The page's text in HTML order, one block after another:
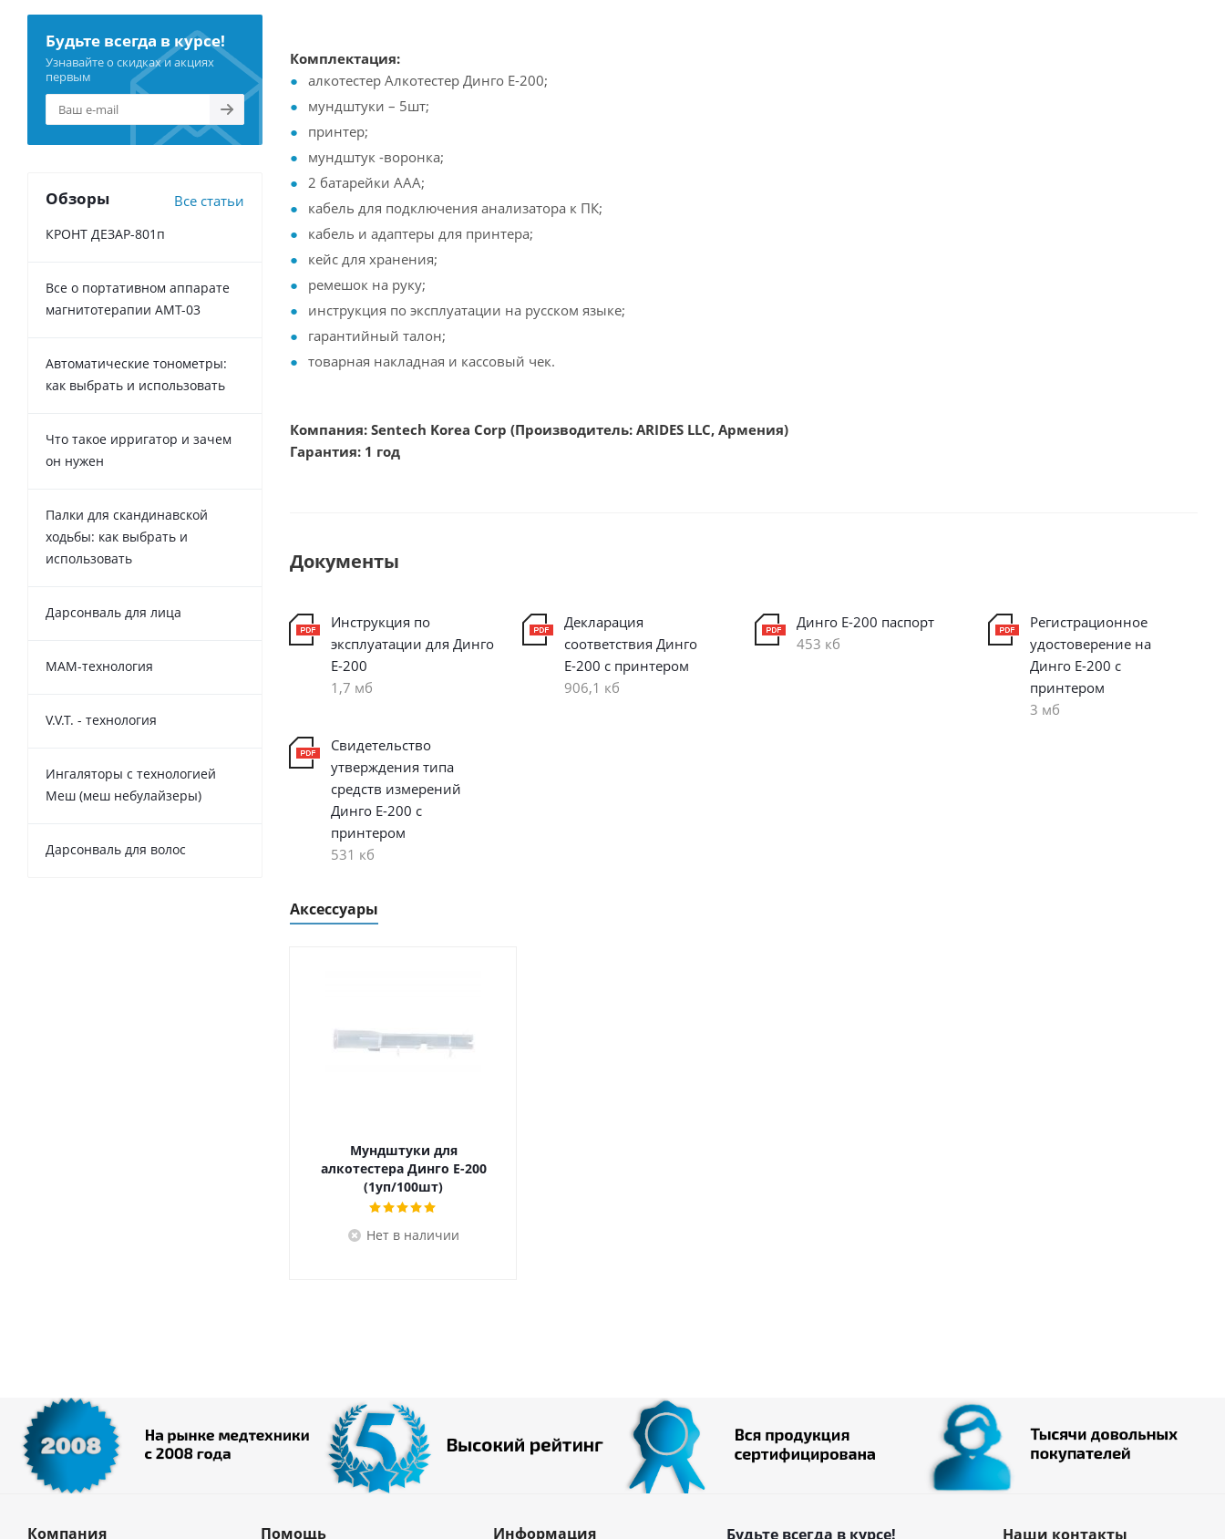
Комплектация:
алкотестер Алкотестер Динго Е-200;
мундштуки – 5шт;
принтер;
мундштук -воронка;
2 батарейки ААА;
кабель для подключения анализатора к ПК;
кабель и адаптеры для принтера;
кейс для хранения;
ремешок на руку;
инструкция по эксплуатации на русском языке;
гарантийный талон;
товарная накладная и кассовый чек.
Компания: Sentech Korea Corp (Производитель: ARIDES LLC, Армения)
Гарантия: 1 год
Документы
Инструкция по
эксплуатации для Динго
Е-200
1,7 мб
Декларация
соответствия Динго
Е-200 с принтером
906,1 кб
Динго Е-200 паспорт
453 кб
Регистрационное
удостоверение на
Динго Е-200 с
принтером
3 мб
Свидетельство
утверждения типа
средств измерений
Динго Е-200 с
принтером
531 кб
Аксессуары
Мундштуки для
алкотестера Динго Е-200
(1уп/100шт)
Нет в наличии
Будьте всегда в курсе!
Узнавайте о скидках и акциях
первым
Обзоры Все статьи
КРОНТ ДЕЗАР-801п
Все о портативном аппарате
магнитотерапии АМТ-03
Автоматические тонометры:
как выбрать и использовать
Что такое ирригатор и зачем
он нужен
Палки для скандинавской
ходьбы: как выбрать и
использовать
Дарсонваль для лица
MAM-технология
V.V.T. - технология
Ингаляторы с технологией
Меш (меш небулайзеры)
Дарсонваль для волос
Компания Помощь Информация Будьте всегда в курсе! Наши контакты